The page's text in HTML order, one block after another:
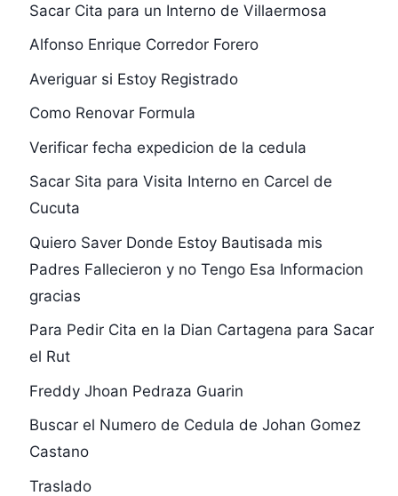
Sacar Cita para un Interno de Villaermosa
Alfonso Enrique Corredor Forero
Averiguar si Estoy Registrado
Como Renovar Formula
Verificar fecha expedicion de la cedula
Sacar Sita para Visita Interno en Carcel de
Cucuta
Quiero Saver Donde Estoy Bautisada mis
Padres Fallecieron y no Tengo Esa Informacion
gracias
Para Pedir Cita en la Dian Cartagena para Sacar
el Rut
Freddy Jhoan Pedraza Guarin
Buscar el Numero de Cedula de Johan Gomez
Castano
Traslado